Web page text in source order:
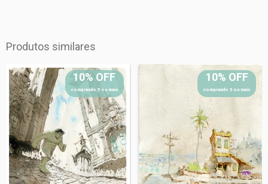
Produtos similares
10% OFF
comprando 5 ou mais
10% OFF
comprando 5 ou mais